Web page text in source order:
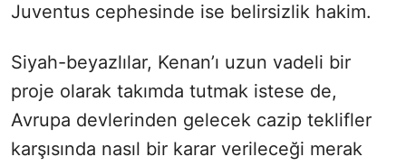
Juventus cephesinde ise belirsizlik hakim.
Siyah-beyazlılar, Kenan’ı uzun vadeli bir
proje olarak takımda tutmak istese de,
Avrupa devlerinden gelecek cazip teklifler
karşısında nasıl bir karar verileceği merak